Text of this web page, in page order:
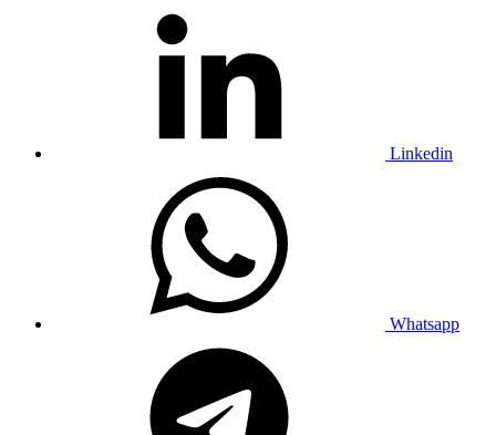
Linkedin
Whatsapp